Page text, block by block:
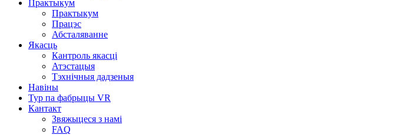
Практыкум
Практыкум
Працэс
Абсталяванне
Якасць
Кантроль якасці
Атэстацыя
Тэхнічныя дадзеныя
Навіны
Тур па фабрыцы VR
Кантакт
Звяжыцеся з намі
FAQ